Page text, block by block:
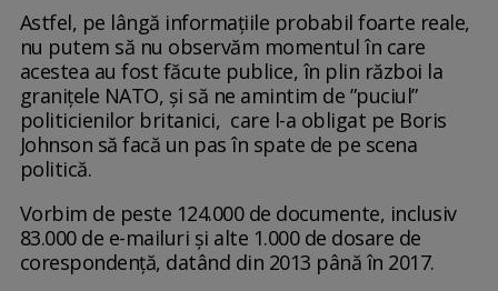
Astfel, pe lângă informațiile probabil foarte reale,
nu putem să nu observăm momentul în care
acestea au fost făcute publice, în plin război la
granițele NATO, și să ne amintim de ”puciul”
politicienilor britanici, care l-a obligat pe Boris
Johnson să facă un pas în spate de pe scena
politică.
Vorbim de peste 124.000 de documente, inclusiv
83.000 de e-mailuri și alte 1.000 de dosare de
corespondență, datând din 2013 până în 2017.